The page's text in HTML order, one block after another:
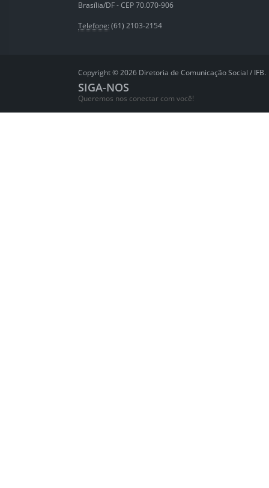
Brasília/DF - CEP 70.070-906
Telefone: (61) 2103-2154
Copyright © 2026 Diretoria de Comunicação Social / IFB.
SIGA-NOS
Queremos nos conectar com você!